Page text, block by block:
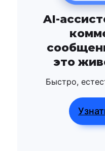
AI-
это
Быстро,